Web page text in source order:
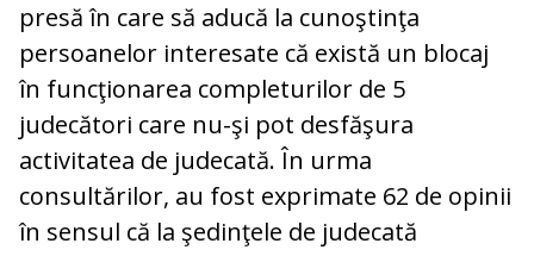
presă în care să aducă la cunoştinţa
persoanelor interesate că există un blocaj
în funcţionarea completurilor de 5
judecători care nu-şi pot desfăşura
activitatea de judecată. În urma
consultărilor, au fost exprimate 62 de opinii
în sensul că la şedinţele de judecată